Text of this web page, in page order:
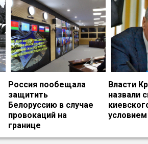
Россия пообещала
защитить
Белоруссию в случае
провокаций на
границе
Власти
назвали